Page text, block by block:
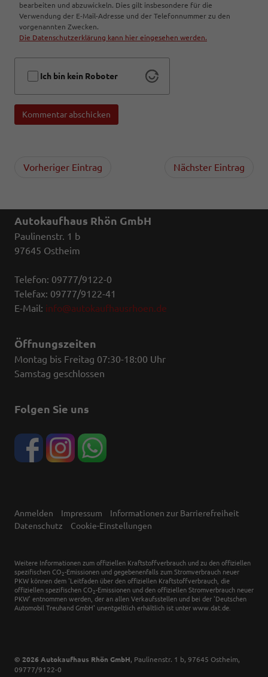
bearbeiten und abzuwickeln. Dies gilt insbesondere für die
Verwendung der E-Mail-Adresse und der Telefonnummer zu den
vorgenannten Zwecken.
Die Datenschutzerklärung kann hier eingesehen werden.
Ich bin kein Roboter
Kommentar abschicken
Vorheriger Eintrag Nächster Eintrag
Autokaufhaus Rhön GmbH
Paulinenstr. 1 b
97645 Ostheim
Telefon: 09777/9122-0
Telefax: 09777/9122-41
E-Mail: info@autokaufhausrhoen.de
Öffnungszeiten
Montag bis Freitag 07:30-18:00 Uhr
Samstag geschlossen
Folgen Sie uns
Anmelden Impressum
Informationen zur Barrierefreiheit
Datenschutz
Cookie-Einstellungen
Weitere Informationen zum offiziellen Kraftstoffverbrauch und zu den offiziellen
spezifischen CO 2-Emissionen und gegebenenfalls zum Stromverbrauch neuer
PKW können dem 'Leitfaden über den offiziellen Kraftstoffverbrauch, die
offiziellen spezifischen CO 2-Emissionen und den offiziellen Stromverbrauch neuer
PKW' entnommen werden, der an allen Verkaufsstellen und bei der 'Deutschen
Automobil Treuhand GmbH' unentgeltlich erhältlich ist unter www.dat.de.
© 2026 Autokaufhaus Rhön GmbH, Paulinenstr. 1 b, 97645 Ostheim,
09777/9122-0